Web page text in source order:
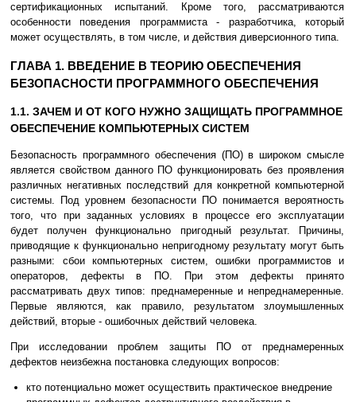
сертификационных испытаний. Кроме того, рассматриваются
особенности поведения программиста - разработчика, который
может осуществлять, в том числе, и действия диверсионного типа.
ГЛАВА 1. ВВЕДЕНИЕ В ТЕОРИЮ ОБЕСПЕЧЕНИЯ
БЕЗОПАСНОСТИ ПРОГРАММНОГО ОБЕСПЕЧЕНИЯ
1.1. ЗАЧЕМ И ОТ КОГО НУЖНО ЗАЩИЩАТЬ ПРОГРАММНОЕ
ОБЕСПЕЧЕНИЕ КОМПЬЮТЕРНЫХ СИСТЕМ
Безопасность программного обеспечения (ПО) в широком смысле
является свойством данного ПО функционировать без проявления
различных негативных последствий для конкретной компьютерной
системы. Под уровнем безопасности ПО понимается вероятность
того, что при заданных условиях в процессе его эксплуатации
будет получен функционально пригодный результат. Причины,
приводящие к функционально непригодному результату могут быть
разными: сбои компьютерных систем, ошибки программистов и
операторов, дефекты в ПО. При этом дефекты принято
рассматривать двух типов: преднамеренные и непреднамеренные.
Первые являются, как правило, результатом злоумышленных
действий, вторые - ошибочных действий человека.
При исследовании проблем защиты ПО от преднамеренных
дефектов неизбежна постановка следующих вопросов:
кто потенциально может осуществить практическое внедрение